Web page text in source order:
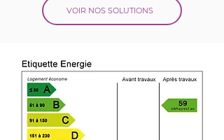
VOIR NOS SOLUTIONS